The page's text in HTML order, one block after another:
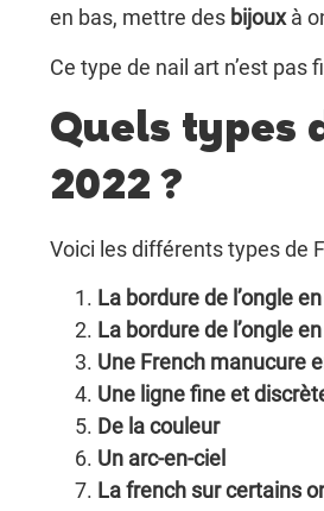
en bas, mettre des bijouxà
Ce type de nail art n’est
Quels types
2022 ?
Voici les différents types de
La bordure de l’ongle
La bordure de l’ongle
Une French manucure
Une ligne fine et
De la couleur
Un arc-en-ciel
La french surcertains